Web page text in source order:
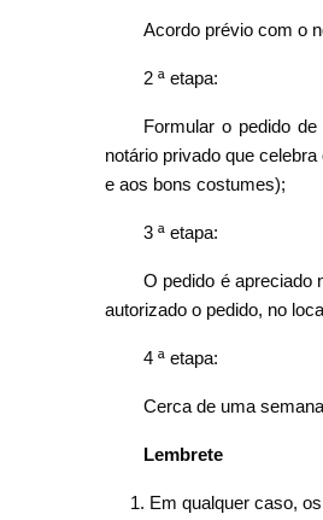
Acordo prévio com o
2 ª etapa:
Formular o pedido
notário privado que
e aos bons costumes);
3 ª etapa:
O pedido é apreciado
autorizado o pedido, no
4 ª etapa:
Cerca de uma
Lembrete
Em qualquer caso,